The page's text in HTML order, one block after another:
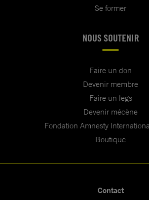
Se former
NOUS SOUTENIR
Faire un don
Devenir membre
Faire un legs
Devenir mécène
Fondation Amnesty
Boutique
Contact